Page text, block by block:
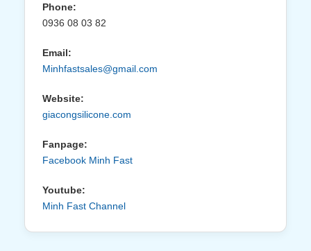
Phone:
0936 08 03 82
Email:
Minhfastsales@gmail.com
Website:
giacongsilicone.com
Fanpage:
Facebook Minh Fast
Youtube:
Minh Fast Channel